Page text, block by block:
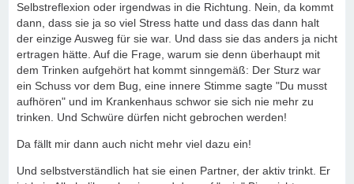
Selbstreflexion oder irgendwas in die Richtung. Nein, da kommt
dann, dass sie ja so viel Stress hatte und dass das dann halt
der einzige Ausweg für sie war. Und dass sie das anders ja nicht
ertragen hätte. Auf die Frage, warum sie denn überhaupt mit
dem Trinken aufgehört hat kommt sinngemäß: Der Sturz war
ein Schuss vor dem Bug, eine innere Stimme sagte "Du musst
aufhören" und im Krankenhaus schwor sie sich nie mehr zu
trinken. Und Schwüre dürfen nicht gebrochen werden!
Da fällt mir dann auch nicht mehr viel dazu ein!
Und selbstverständlich hat sie einen Partner, der aktiv trinkt. Er